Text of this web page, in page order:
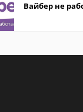
Вайбер не